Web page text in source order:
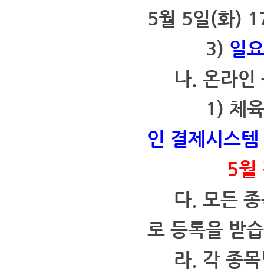
5월 5일(화)
3) 일
나. 온라인
1) 체육시
인 결제시스
5월 강좌
다. 모든
로 등록을 받
라. 각 종목